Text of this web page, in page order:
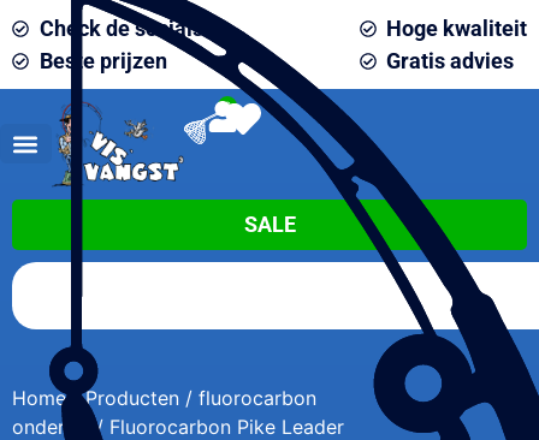
Check de socials
Beste prijzen
Hoge kwaliteit
Gratis advies
0
SALE
Home/Producten / fluorocarbon
onderlijn
/ Fluorocarbon Pike Leader